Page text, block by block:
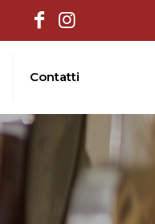
Contatti